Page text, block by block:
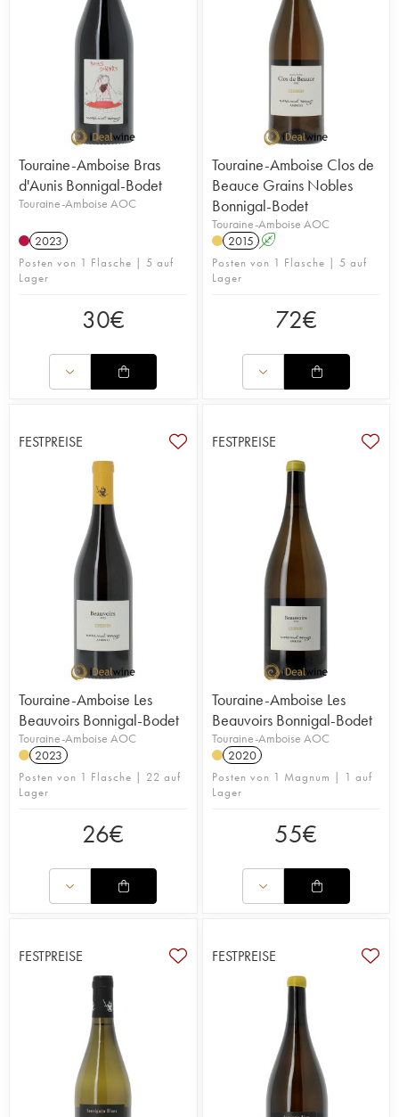
Touraine-Amboise Bras
d'Aunis Bonnigal-Bodet
Touraine-Amboise AOC
2023
Posten von 1 Flasche | 5 auf
Lager
30€
Touraine-Amboise Clos de
Beauce Grains Nobles
Bonnigal-Bodet
Touraine-Amboise AOC
2015 A
Posten von 1 Flasche | 5 auf
Lager
72€
FESTPREISE
Touraine-Amboise Les
Beauvoirs Bonnigal-Bodet
Touraine-Amboise AOC
2023
Posten von 1 Flasche | 22 auf
Lager
26€
FESTPREISE
Touraine-Amboise Les
Beauvoirs Bonnigal-Bodet
Touraine-Amboise AOC
2020
Posten von 1 Magnum | 1 auf
Lager
55€
FESTPREISE FESTPREISE